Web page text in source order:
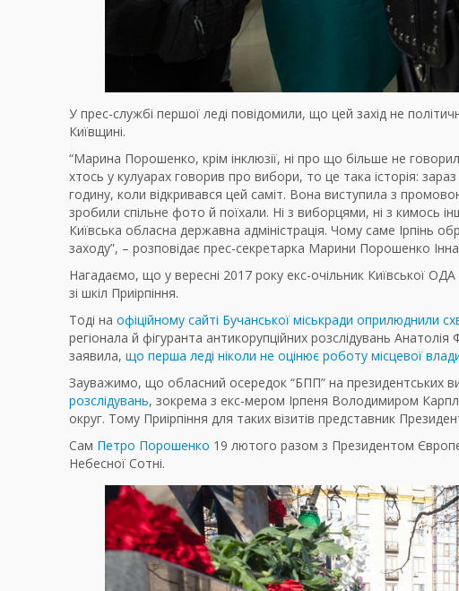
У прес-службі першої леді повідомили, що цей захід не
Київщині.
“Марина Порошенко, крім інклюзії, ні про що більше не
хтось у кулуарах говорив про вибори, то це така історія:
годину, коли відкривався цей саміт. Вона виступила з
зробили спільне фото й поїхали. Ні з виборцями, ні з кимось
Київська обласна державна адміністрація. Чому саме Ірпінь
заходу”, – розповідає прес-секретарка Марини Порошенко
Нагадаємо, що у вересні 2017 року екс-очільник Київської ОДА
зі шкіл Приірпіння.
Тоді на офіційному сайті Бучанської міськради оприлюднили
регіонала й фігуранта антикорупційних розслідувань
заявила, що перша леді ніколи не оцінює роботу місцевої
Зауважимо, що обласний осередок “БПП” на президентських
розслідувань, зокрема з екс-мером Ірпеня Володимиром
округ. Тому Приірпіння для таких візитів представник
Сам Петро Порошенко 19 лютого разом з Президентом
Небесної Сотні.